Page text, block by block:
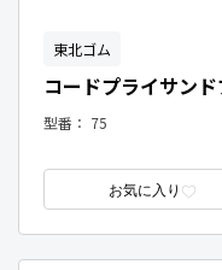
東北ゴム
コードプライサン
型番： 75
お気に入り